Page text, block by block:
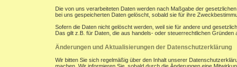
Die von uns verarbeiteten Daten werden nach Maßgabe der
bei uns gespeicherten Daten gelöscht, sobald sie für ihre
Sofern die Daten nicht gelöscht werden, weil sie für andere und
Das gilt z.B. für Daten, die aus handels- oder steuerrechtlichen Gründen
Änderungen und Aktualisierungen der Datenschutzerklärung
Wir bitten Sie sich regelmäßig über den Inhalt unserer